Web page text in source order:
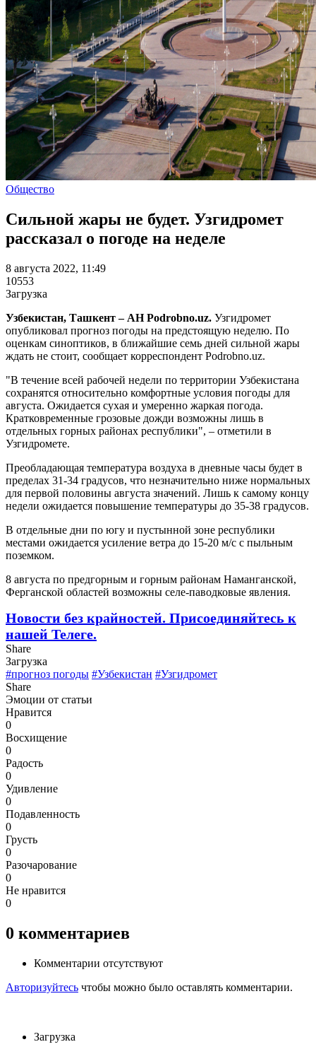
Общество
Сильной жары не будет. Узгидромет
рассказал о погоде на неделе
8 августа 2022, 11:49
10553
Загрузка
Узбекистан, Ташкент – АН Podrobno.uz. Узгидромет
опубликовал прогноз погоды на предстоящую неделю. По
оценкам синоптиков, в ближайшие семь дней сильной жары
ждать не стоит, сообщает корреспондент Podrobno.uz.
"В течение всей рабочей недели по территории Узбекистана
сохранятся относительно комфортные условия погоды для
августа. Ожидается сухая и умеренно жаркая погода.
Кратковременные грозовые дожди возможны лишь в
отдельных горных районах республики", – отметили в
Узгидромете.
Преобладающая температура воздуха в дневные часы будет в
пределах 31-34 градусов, что незначительно ниже нормальных
для первой половины августа значений. Лишь к самому концу
недели ожидается повышение температуры до 35-38 градусов.
В отдельные дни по югу и пустынной зоне республики
местами ожидается усиление ветра до 15-20 м/с с пыльным
поземком.
8 августа по предгорным и горным районам Наманганской,
Ферганской областей возможны селе-паводковые явления.
Новости без крайностей. Присоединяйтесь к
нашей Телеге.
Share
Загрузка
#прогноз погоды #Узбекистан #Узгидромет
Share
Эмоции от статьи
Нравится
0
Восхищение
0
Радость
0
Удивление
0
Подавленность
0
Грусть
0
Разочарование
0
Не нравится
0
0 комментариев
Комментарии отсутствуют
Авторизуйтесь чтобы можно было оставлять комментарии.
Загрузка